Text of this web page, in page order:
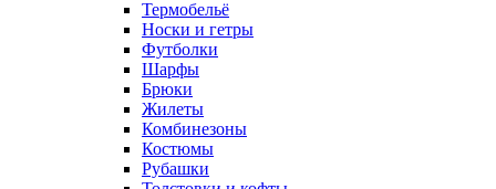
Термобельё
Носки и гетры
Футболки
Шарфы
Брюки
Жилеты
Комбинезоны
Костюмы
Рубашки